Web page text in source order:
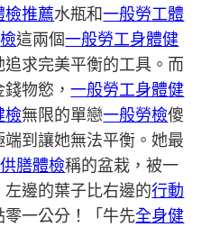
檢推薦水瓶和一般勞工體
這兩個一般勞工身體健
求完美平衡的工具。而
錢物慾，一般勞工身體健
檢無限的單戀一般勞檢傻
端到讓她無法平衡。她最
膳體檢稱的盆栽，被一
邊的葉子比右邊的行動
零一公分！「牛先全身健